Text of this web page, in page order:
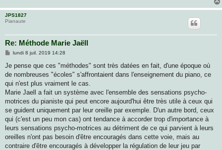
JPS1827
Pianaute
Re: Méthode Marie Jaëll
M
s
a
g
lundi 8 juil. 2019 14:28
Je pense que ces "méthodes" sont très datées en fait, d'une époque où
de nombreuses "écoles" s'affrontaient dans l'enseignement du piano, ce
qui n'est plus vraiment le cas.
Marie Jaell a fait un système avec l'ensemble des sensations psycho-
motrices du pianiste qui peut encore aujourd'hui être très utile à ceux qui
se guident uniquement par leur oreille par exemple. D'un autre bord, ceux
qui (c'est un peu mon cas) ont tendance à accorder trop d'importance à
leurs sensations psycho-motrices au détriment de ce qui parvient à leurs
oreilles n'ont pas besoin d'être encouragés dans cette voie, mais au
contraire d'être encouragés à développer la régulation de leur jeu par